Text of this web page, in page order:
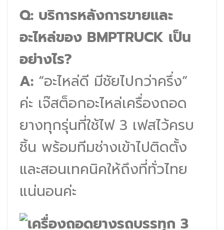
Q: บริการหลังการขายและ
อะไหล่ของ BMPTRUCK เป็น
อย่างไร?
A: “อะไหล่ดี มีชัยไปกว่าครึ่ง”
ค่ะ เจ๊สต็อกอะไหล่เครื่องถอด
ยางทุกรุ่นที่ใช้ไฟ 3 เฟสไว้ครบ
ชิ้น พร้อมทีมช่างเข้าไปติดตั้ง
และสอนเทคนิคให้ถึงที่ทั่วไทย
แน่นอนค่ะ